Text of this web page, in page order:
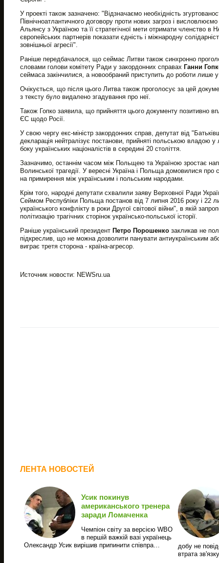
У проекті також зазначено: "Відзначаємо необхідність
Північноатлантичного договору проти нових загроз і
Альянсу з Україною та її стратегічної мети отримати членство в
європейських партнерів показати єдність і міжнародну
зовнішньої агресії".
Раніше передбачалося, що сеймас Литви також синхронно
словами голови комітету Ради у закордонних справах Ганни
сеймаса закінчилися, а новообраний приступить до роботи лише у
Очікується, що після цього Литва також проголосує за цей
з тексту було видалено згадування про неї.
Також Гопко заявила, що прийняття цього документу позитивно
ЄС щодо Росії.
У свою чергу екс-міністр закордонних справ, депутат від
декларація нейтралізує постанови, прийняті польською владою у
боку українських націоналістів в середині 20 століття.
Зазначимо, останнім часом між Польщею та Україною зростає
Волинської трагедії. У вересні Україна і Польща домовилися про
на примирення між українським і польським народами.
Крім того, народні депутати схвалили заяву Верховної Ради
Сеймом Республіки Польща постанов від 7 липня 2016 року і 22
українського конфлікту в роки Другої світової війни", в якій
політизацію трагічних сторінок українсько-польської історії.
Раніше український президент Петро Порошенко закликав не
підкреслив, що не можна дозволити панувати антиукраїнським
виграє третя сторона - країна-агресор.
Источник новости: NEWSru.ua
ЛЕНТА НОВОСТЕЙ
Усик покинув
американського тренера
заради Ломаченка
Чемпіон світу за версією WBO
в першій важкій вазі українець
Олександр Усик вирішив припинити співпра…
добу не
втрата